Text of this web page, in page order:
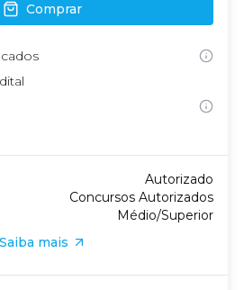
Comprar
Autorizado
Concursos Autorizados
Médio/Superior
Saiba mais